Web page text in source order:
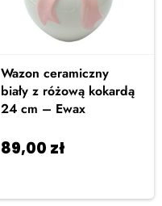
Wazon ceramiczny
biały z różową kokardą
24 cm – Ewax
89,00 zł